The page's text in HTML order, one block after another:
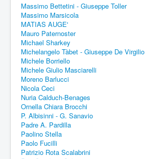
Massimo Bettetini - Giuseppe Toller
Massimo Marsicola
MATIAS AUGE'
Mauro Paternoster
Michael Sharkey
Michelangelo Tàbet - Giuseppe De Virgilio
Michele Borriello
Michele Giulio Masciarelli
Moreno Barlucci
Nicola Ceci
Nuria Calduch-Benages
Ornella Chiara Brocchi
P. Albisinni - G. Sanavio
Padre A. Pardilla
Paolino Stella
Paolo Fucilli
Patrizio Rota Scalabrini